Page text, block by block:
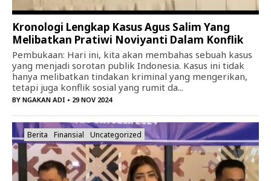
Kronologi Lengkap Kasus Agus Salim Yang
Melibatkan Pratiwi Noviyanti Dalam Konflik
Pembukaan: Hari ini, kita akan membahas sebuah kasus
yang menjadi sorotan publik Indonesia. Kasus ini tidak
hanya melibatkan tindakan kriminal yang mengerikan,
tetapi juga konflik sosial yang rumit da...
BY NGAKAN ADI • 29 NOV 2024
Berita Finansial Uncategorized